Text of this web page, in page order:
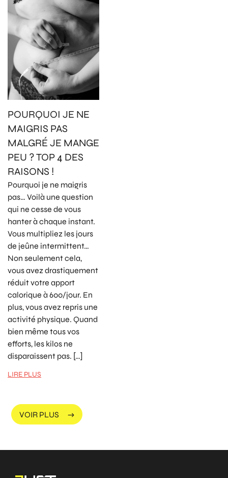
POURQUOI JE NE
MAIGRIS PAS
MALGRÉ JE MANGE
PEU ? TOP 4 DES
RAISONS !
Pourquoi je ne maigris
pas… Voilà une question
qui ne cesse de vous
hanter à chaque instant.
Vous multipliez les jours
de jeûne intermittent…
Non seulement cela,
vous avez drastiquement
réduit votre apport
calorique à 600/jour. En
plus, vous avez repris une
activité physique. Quand
bien même tous vos
efforts, les kilos ne
disparaissent pas. […]
LIRE PLUS
VOIR PLUS